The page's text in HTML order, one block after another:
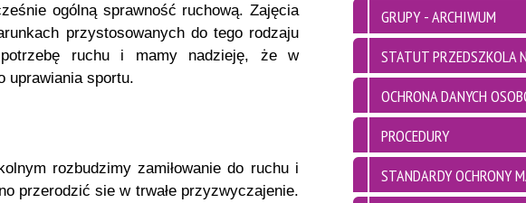
ogólną sprawność ruchową. Zajęcia
przystosowanych do tego rodzaju
ruchu i mamy nadzieję, że w
uprawiania sportu.
rozbudzimy zamiłowanie do ruchu i
przerodzić sie w trwałe przyzwyczajenie.
GRUPY - ARCHIWUM
STATUT PRZEDSZKOLA
OCHRONA DANYCH
PROCEDURY
STANDARDY OCHRONY